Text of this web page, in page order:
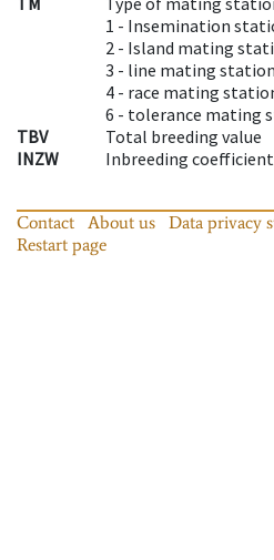
1 - Insemination
2 - Island mating
3 - line mating station
4 - race mating
6 - tolerance mating
TBV
Total breeding value
INZW
Inbreeding
Contact About us Data privacy
Restart page